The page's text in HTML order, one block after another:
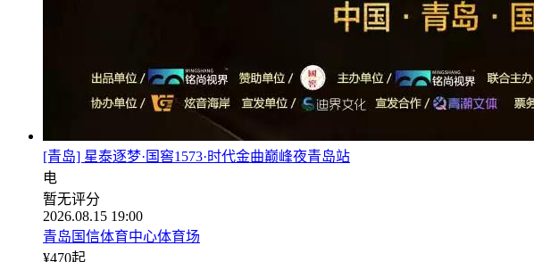
[青岛] 星泰逐梦·国窖1573·时代金曲巅峰夜青岛站
电
暂无评分
2026.08.15 19:00
青岛国信体育中心体育场
¥470起